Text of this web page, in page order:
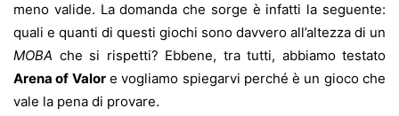
meno valide. La domanda che sorge è infatti la seguente:
quali e quanti di questi giochi sono davvero all’altezza di un
MOBA che si rispetti? Ebbene, tra tutti, abbiamo testato
Arena of Valore vogliamo spiegarvi perché è un gioco che
vale la pena di provare.